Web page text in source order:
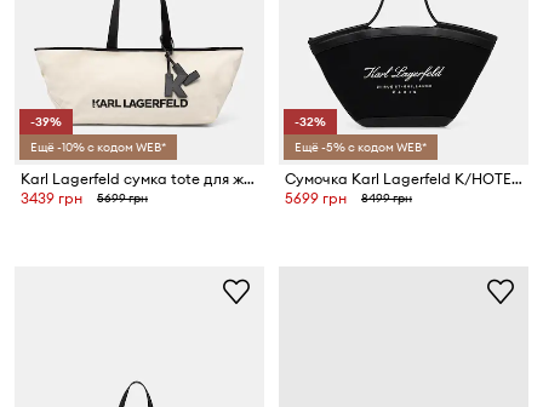
-39%
Ещё -10% с кодом WEB*
Karl Lagerfeld сумка tote для женщин K/ESSENTIAL
3439 грн
5699 грн
-32%
Ещё -5% с кодом WEB*
Сумочка Karl Lagerfeld K/HOTEL
5699 грн
8499 грн